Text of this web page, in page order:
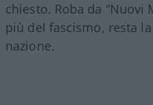
chiesto. Roba da “Nuovi
più del fascismo, resta
nazione.